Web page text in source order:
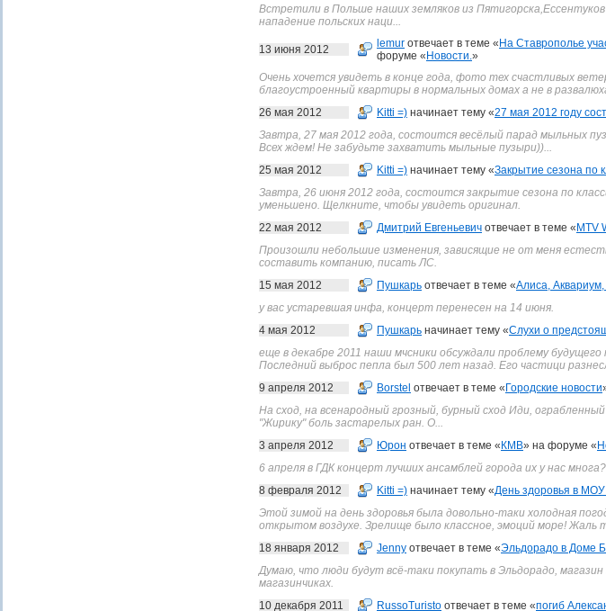
Встретили в Польше наших земляков из
нападение польских наци...
13 июня 2012 lemur отвечает в теме « На Ставрополье
форуме « Новости.»
Очень хочется увидеть в конце года, фото тех счастливых
благоустроенный квартиры в нормальных домах а не в
26 мая 2012
Kitti =) начинает тему «27 мая 2012 году
Завтра, 27 мая 2012 года, состоится весёлый парад мыльных
Всех ждем! Не забудьте захватить мыльные пузыри))...
25 мая 2012
Kitti =) начинает тему «Закрытие сезона по
Завтра, 26 июня 2012 года, состоится закрытие сезона по
уменьшено. Щелкните, чтобы увидеть оригинал.
22 мая 2012
Дмитрий Евгеньевич отвечает в теме « MTV
Произошли небольшие изменения, зависящие не от меня
составить компанию, писать ЛС.
15 мая 2012
Пушкарь отвечает в теме «Алиса,
у вас устаревшая инфа, концерт перенесен на 14 июня.
4 мая 2012
Пушкарь начинает тему «Слухи о
еще в декабре 2011 наши мчсники обсуждали проблему
Последний выброс пепла был 500 лет назад. Его частици
9 апреля 2012
Borstel отвечает в теме « Городские новости
На сход, на всенародный грозный, бурный сход Иди,
"Жирику" боль застарелых ран. О...
3 апреля 2012
Юрон отвечает в теме « КМВ» на форуме «
6 апреля в ГДК концерт лучших ансамблей города их у нас многа?
8 февраля 2012
Kitti =) начинает тему «День здоровья в
Этой зимой на день здоровья была довольно-таки холодная
открытом воздухе. Зрелище было классное, эмоций море! Жаль
18 января 2012
Jenny отвечает в теме «Эльдорадо в Доме
Думаю, что люди будут всё-таки покупать в Эльдорадо,
магазинчиках.
10 декабря 2011
RussoTuristo отвечает в теме «погиб